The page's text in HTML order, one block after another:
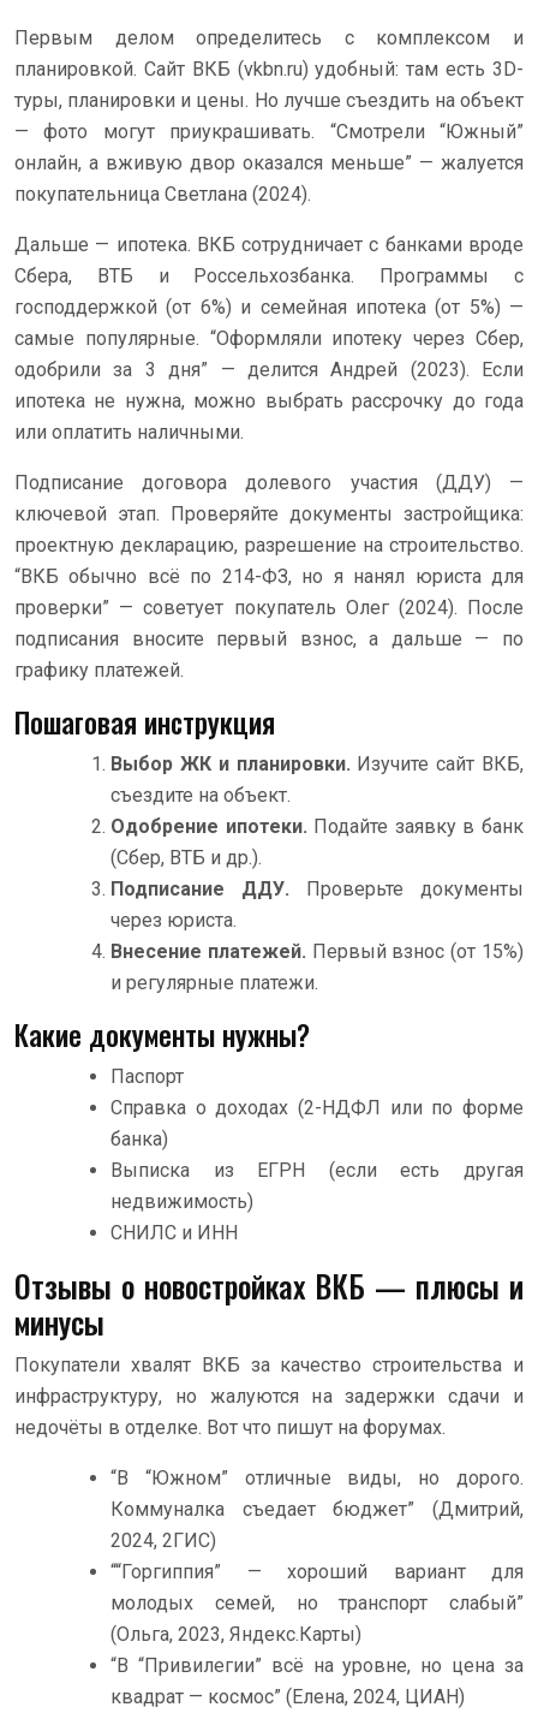
Первым делом определитесь с комплексом и
планировкой. Сайт ВКБ (vkbn.ru) удобный: там есть 3D-
туры, планировки и цены. Но лучше съездить на объект
— фото могут приукрашивать. “Смотрели “Южный”
онлайн, а вживую двор оказался меньше” — жалуется
покупательница Светлана (2024).
Дальше — ипотека. ВКБ сотрудничает с банками вроде
Сбера, ВТБ и Россельхозбанка. Программы с
господдержкой (от 6%) и семейная ипотека (от 5%) —
самые популярные. “Оформляли ипотеку через Сбер,
одобрили за 3 дня” — делится Андрей (2023). Если
ипотека не нужна, можно выбрать рассрочку до года
или оплатить наличными.
Подписание договора долевого участия (ДДУ) —
ключевой этап. Проверяйте документы застройщика:
проектную декларацию, разрешение на строительство.
“ВКБ обычно всё по 214-ФЗ, но я нанял юриста для
проверки” — советует покупатель Олег (2024). После
подписания вносите первый взнос, а дальше — по
графику платежей.
Пошаговая инструкция
Выбор ЖК и планировки. Изучите сайт ВКБ,
съездите на объект.
Одобрение ипотеки. Подайте заявку в банк
(Сбер, ВТБ и др.).
Подписание ДДУ. Проверьте документы
через юриста.
Внесение платежей. Первый взнос (от 15%)
и регулярные платежи.
Какие документы нужны?
Паспорт
Справка о доходах (2-НДФЛ или по форме
банка)
Выписка из ЕГРН (если есть другая
недвижимость)
СНИЛС и ИНН
Отзывы о новостройках ВКБ — плюсы и
минусы
Покупатели хвалят ВКБ за качество строительства и
инфраструктуру, но жалуются на задержки сдачи и
недочёты в отделке. Вот что пишут на форумах.
“В “Южном” отличные виды, но дорого.
Коммуналка съедает бюджет” (Дмитрий,
2024, 2ГИС)
““Горгиппия” — хороший вариант для
молодых семей, но транспорт слабый”
(Ольга, 2023, Яндекс.Карты)
“В “Привилегии” всё на уровне, но цена за
квадрат — космос” (Елена, 2024, ЦИАН)